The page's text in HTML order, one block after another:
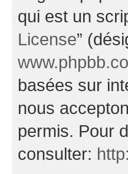
qui est un
License”
basées sur
nous
permis. Pour
consulter: